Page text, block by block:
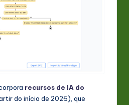
recursos de IA do
do início de 2026), que